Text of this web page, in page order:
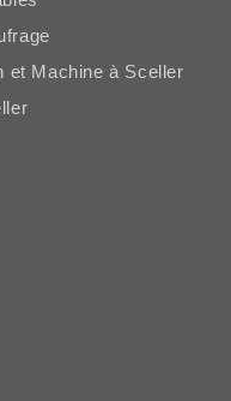
et Machine à Sceller